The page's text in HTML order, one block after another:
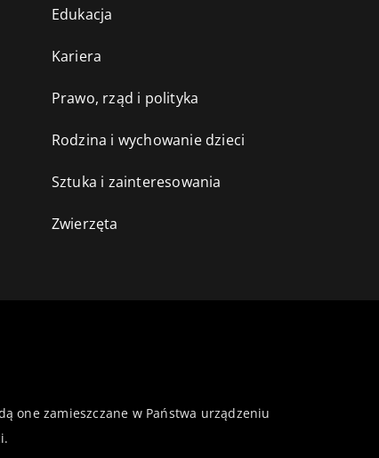
Edukacja
Kariera
Prawo, rząd i polityka
Rodzina i wychowanie dzieci
Sztuka i zainteresowania
Zwierzęta
one zamieszczane w Państwa urządzeniu
.